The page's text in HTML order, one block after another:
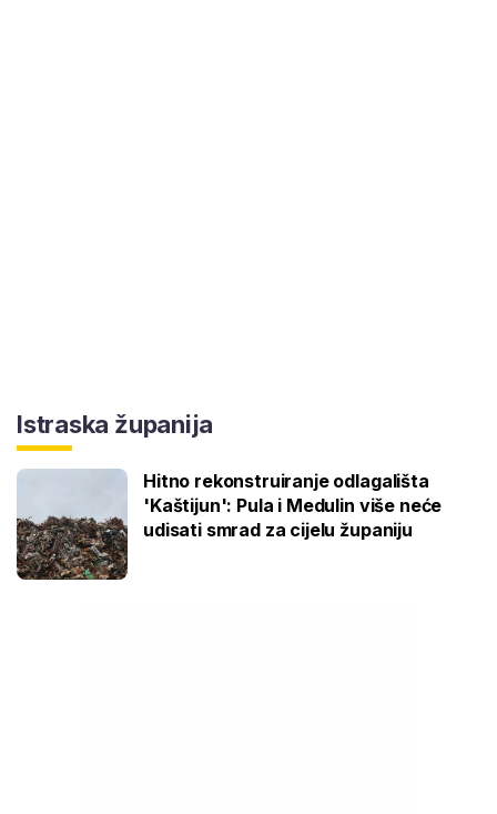
Istraska županija
Hitno rekonstruiranje odlagališta
'Kaštijun': Pula i Medulin više neće
udisati smrad za cijelu županiju